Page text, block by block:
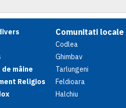
mâine
Religios
Comunitati locale
Codlea
Ghimbav
Tarlungeni
Feldioara
Halchiu